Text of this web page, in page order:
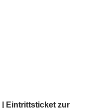
| Eintrittsticket zur